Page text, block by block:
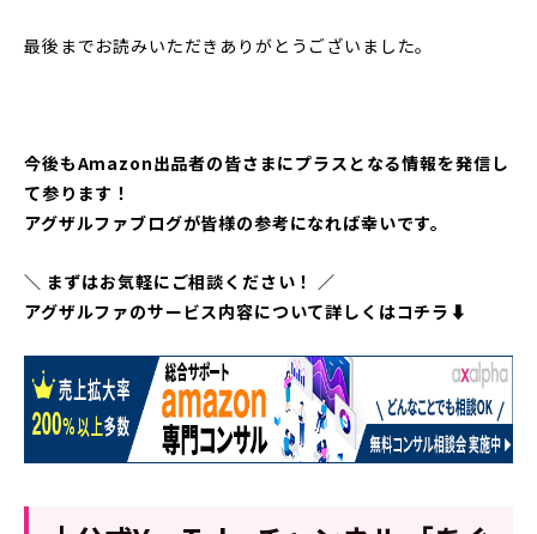
最後までお読みいただきありがとうございました。
今後もAmazon出品者の皆さまにプラスとなる情報を発信し
て参ります！
アグザルファブログが皆様の参考になれば幸いです。
＼ まずはお気軽にご相談ください！ ／
アグザルファのサービス内容について詳しくはコチラ⬇︎